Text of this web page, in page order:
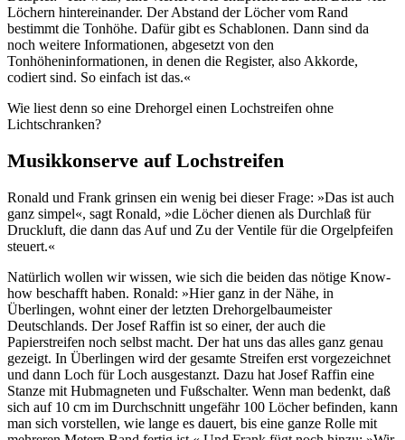
Löchern hintereinander. Der Abstand der Löcher vom Rand
bestimmt die Tonhöhe. Dafür gibt es Schablonen. Dann sind da
noch weitere Informationen, abgesetzt von den
Tonhöheninformationen, in denen die Register, also Akkorde,
codiert sind. So einfach ist das.«
Wie liest denn so eine Drehorgel einen Lochstreifen ohne
Lichtschranken?
Musikkonserve auf Lochstreifen
Ronald und Frank grinsen ein wenig bei dieser Frage: »Das ist auch
ganz simpel«, sagt Ronald, »die Löcher dienen als Durchlaß für
Druckluft, die dann das Auf und Zu der Ventile für die Orgelpfeifen
steuert.«
Natürlich wollen wir wissen, wie sich die beiden das nötige Know-
how beschafft haben. Ronald: »Hier ganz in der Nähe, in
Überlingen, wohnt einer der letzten Drehorgelbaumeister
Deutschlands. Der Josef Raffin ist so einer, der auch die
Papierstreifen noch selbst macht. Der hat uns das alles ganz genau
gezeigt. In Überlingen wird der gesamte Streifen erst vorgezeichnet
und dann Loch für Loch ausgestanzt. Dazu hat Josef Raffin eine
Stanze mit Hubmagneten und Fußschalter. Wenn man bedenkt, daß
sich auf 10 cm im Durchschnitt ungefähr 100 Löcher befinden, kann
man sich vorstellen, wie lange es dauert, bis eine ganze Rolle mit